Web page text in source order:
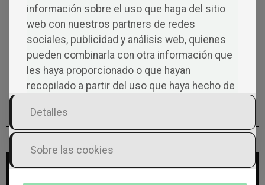
Publicar un libro no es
cuestión de suerte
¿Sabías que un solo libro
desató el pánico en todo un
país la noche de Halloween?
información sobre el uso que haga del sitio
web con nuestros partners de redes
sociales, publicidad y análisis web, quienes
pueden combinarla con otra información que
les haya proporcionado o que hayan
recopilado a partir del uso que haya hecho de
Detalles
Sobre las cookies